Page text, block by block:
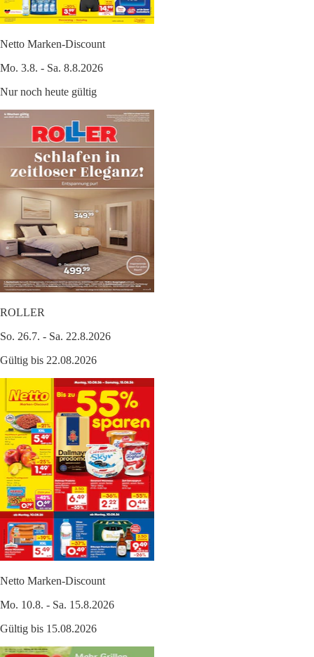
Netto Marken-Discount
Mo. 3.8. - Sa. 8.8.2026
Nur noch heute gültig
ROLLER
So. 26.7. - Sa. 22.8.2026
Gültig bis 22.08.2026
Netto Marken-Discount
Mo. 10.8. - Sa. 15.8.2026
Gültig bis 15.08.2026